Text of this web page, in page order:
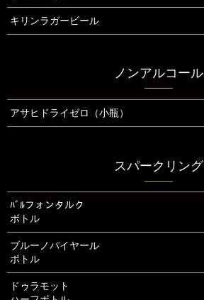
キリンラガービール
ノンアルコール
アサヒドライゼロ（小瓶）
スパークリング
ﾊﾞﾙフォンタルク
ボトル
ブルーノパイヤール
ボトル
ドゥラモット